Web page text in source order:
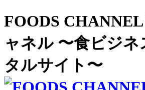
FOODS
ャネル 〜食ビジネ
タルサイト〜